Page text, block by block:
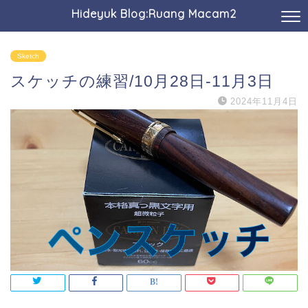
Hideyuk Blog:Ruang Macam2
Sketch
スケッチの練習/10月28日-11月3日
2024年11月4日